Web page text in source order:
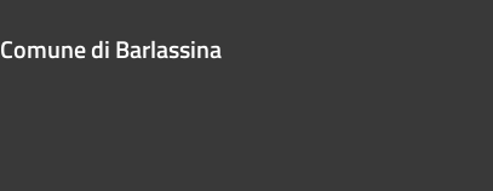
Comune di Barlassina